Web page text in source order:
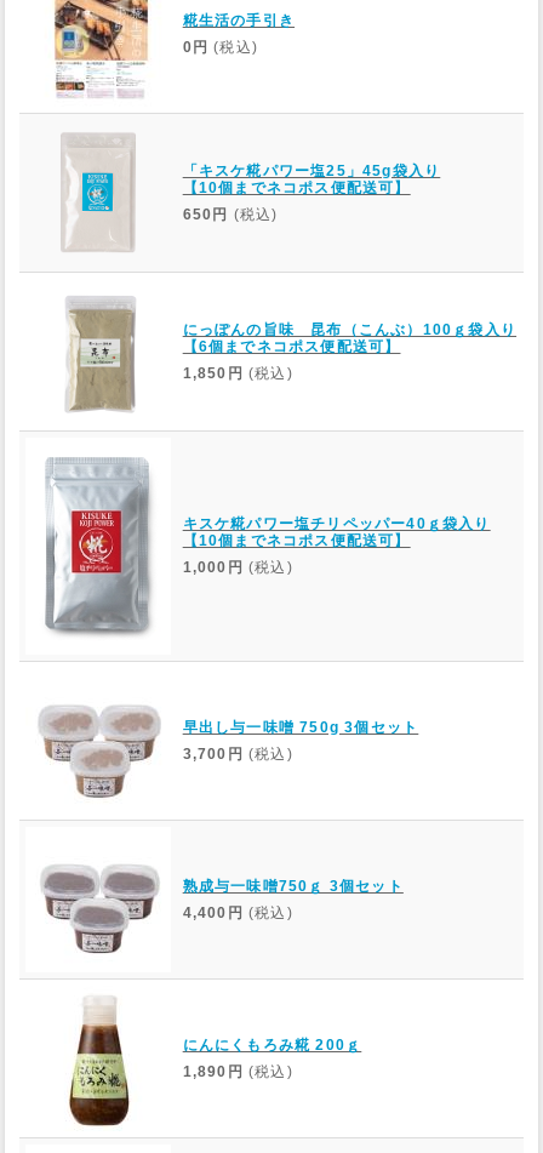
糀生活の手引き
0円 (税込)
「キスケ糀パワー塩25」45g袋入り
【10個までネコポス便配送可】
650円 (税込)
にっぽんの旨味 昆布（こんぶ）100ｇ袋入り
【6個までネコポス便配送可】
1,850円 (税込)
キスケ糀パワー塩チリペッパー40ｇ袋入り
【10個までネコポス便配送可】
1,000円 (税込)
早出し与一味噌 750g 3個セット
3,700円 (税込)
熟成与一味噌750ｇ 3個セット
4,400円 (税込)
にんにくもろみ糀 200ｇ
1,890円 (税込)